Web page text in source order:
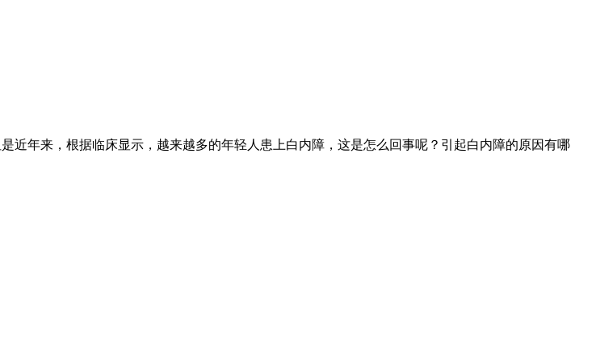
年来，根据临床显示，越来越多的年轻人患上白内障，这是怎么回事呢？引起白内障的原因有哪